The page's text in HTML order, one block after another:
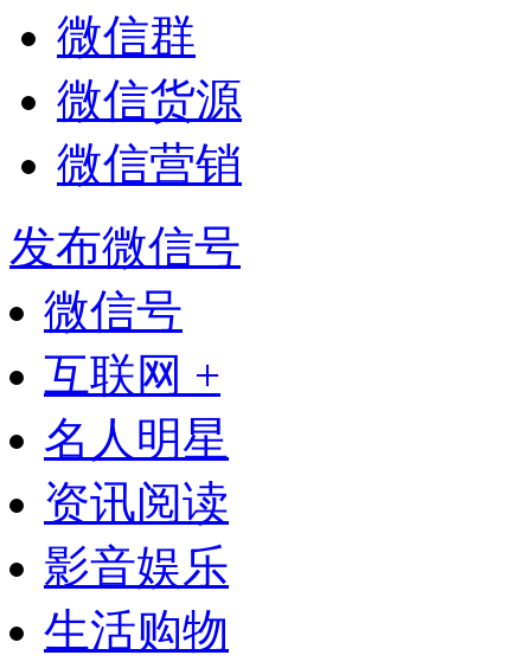
微信群
微信货源
微信营销
发布微信号
微信号
互联网 +
名人明星
资讯阅读
影音娱乐
生活购物